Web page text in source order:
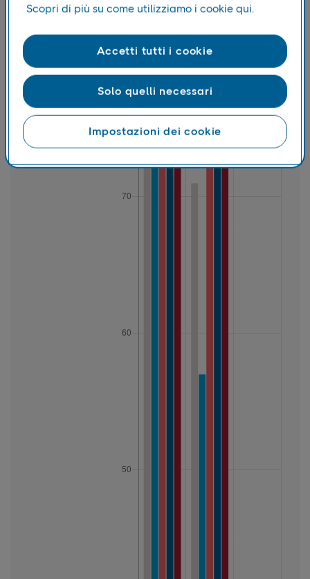
Scopri di più su come utilizziamo i cookie qui.
Impostazioni dei cookie
Solo quelli necessari
Accetti tutti i cookie